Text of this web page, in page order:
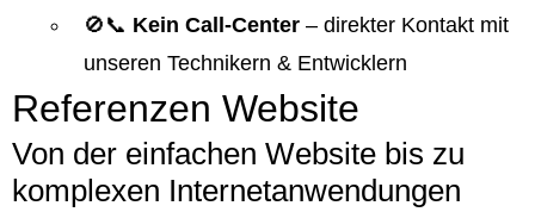
🚫📞 Kein Call-Center – direkter Kontakt mit
unseren Technikern & Entwicklern
Referenzen Website
Von der einfachen Website bis zu
komplexen Internetanwendungen